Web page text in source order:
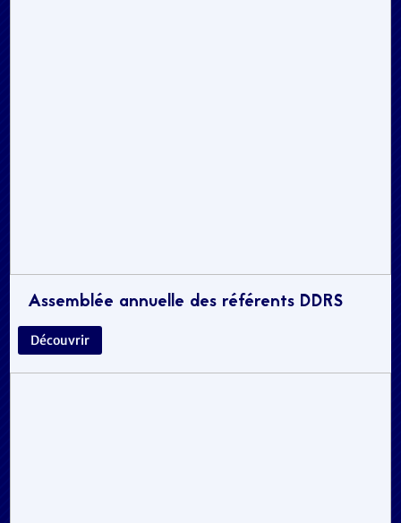
Assemblée annuelle des référents DDRS
Découvrir